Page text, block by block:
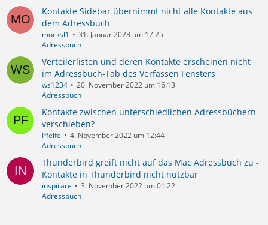
Kontakte Sidebar übernimmt nicht alle Kontakte aus
dem Adressbuch
mocksl1
31. Januar 2023 um 17:25
Adressbuch
Verteilerlisten und deren Kontakte erscheinen nicht
im Adressbuch-Tab des Verfassen Fensters
ws1234
20. November 2022 um 16:13
Adressbuch
Kontakte zwischen unterschiedlichen Adressbüchern
verschieben?
Pfeife
4. November 2022 um 12:44
Adressbuch
Thunderbird greift nicht auf das Mac Adressbuch zu -
Kontakte in Thunderbird nicht nutzbar
inspirare
3. November 2022 um 01:22
Adressbuch